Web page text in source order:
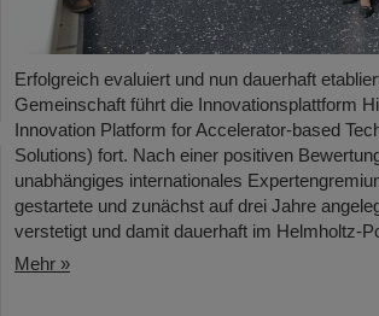
Erfolgreich evaluiert und nun dauerhaft
Gemeinschaft führt die Innovationsplattform
Innovation Platform for Accelerator-based
Solutions) fort. Nach einer positiven
unabhängiges internationales
gestartete und zunächst auf drei Jahre
verstetigt und damit dauerhaft im Helmholtz-
Mehr »